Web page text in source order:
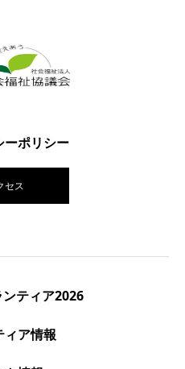
ーポリシー
セス
ティア2026
ィア情報